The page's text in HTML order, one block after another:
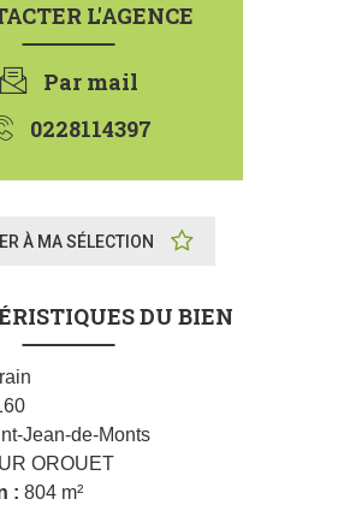
L'AGENCE
Par mail
0228114397
À MA SÉLECTION
DU BIEN
Jean-de-Monts
OROUET
804 m²